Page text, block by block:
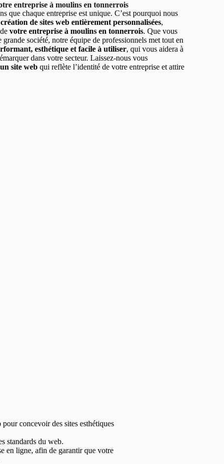
entreprise à moulins en tonnerrois
que chaque entreprise est unique. C’est pourquoi nous
de sites web entièrement personnalisées,
votre entreprise à moulins en tonnerrois. Que vous
société, notre équipe de professionnels met tout en
esthétique et facile à utiliser, qui vous aidera à
dans votre secteur. Laissez-nous vous
site web qui reflète l’identité de votre entreprise et attire
concevoir des sites esthétiques
standards du web.
en ligne, afin de garantir que votre